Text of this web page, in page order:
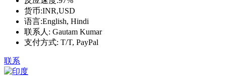
货币:INR,USD
语言:English, Hindi
联系人: Gautam Kumar
支付方式: T/T, PayPal
联系